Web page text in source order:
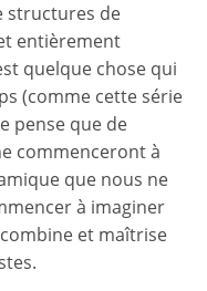
structures de
entièrement
quelque chose qui
(comme cette série
pense que de
commenceront à
que nous ne
à imaginer
et maîtrise